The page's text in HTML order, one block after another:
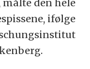
den hele
ifølge